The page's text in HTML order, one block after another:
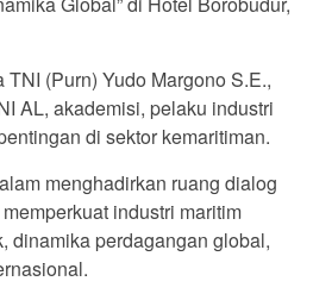
(Purn) Yudo Margono S.E.,
AL, akademisi, pelaku industri
di sektor kemaritiman.
menghadirkan ruang dialog
industri maritim
dinamika perdagangan global,